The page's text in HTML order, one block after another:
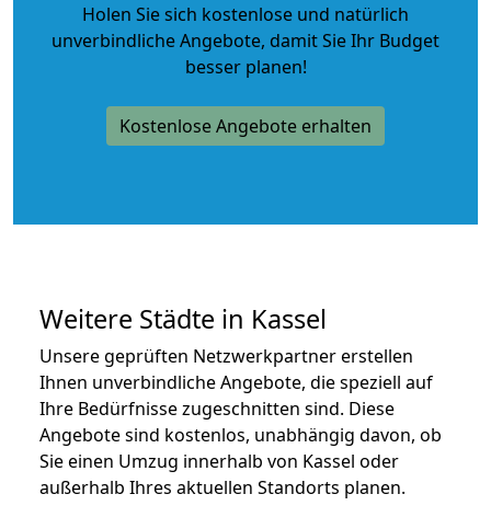
Holen Sie sich kostenlose und natürlich
unverbindliche Angebote, damit Sie Ihr Budget
besser planen!
Kostenlose Angebote erhalten
Weitere Städte in Kassel
Unsere geprüften Netzwerkpartner erstellen
Ihnen unverbindliche Angebote, die speziell auf
Ihre Bedürfnisse zugeschnitten sind. Diese
Angebote sind kostenlos, unabhängig davon, ob
Sie einen Umzug innerhalb von Kassel oder
außerhalb Ihres aktuellen Standorts planen.